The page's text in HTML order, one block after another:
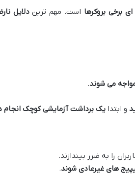
برخی بروکرها است. مهم تریندلایل
می شوند.
و ابتدایک برداشت آزمایشی کوچک انجام
را به ضرر بیندازند.
های غیرعادی شوند.